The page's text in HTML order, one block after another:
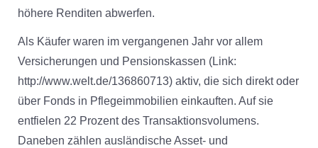
höhere Renditen abwerfen.
Als Käufer waren im vergangenen Jahr vor allem
Versicherungen und Pensionskassen (Link:
http://www.welt.de/136860713) aktiv, die sich direkt oder
über Fonds in Pflegeimmobilien einkauften. Auf sie
entfielen 22 Prozent des Transaktionsvolumens.
Daneben zählen ausländische Asset- und